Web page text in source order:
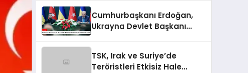
Cumhurbaşkanı Erdoğan,
Ukrayna Devlet Başkanı
TSK, Irak ve Suriye’de
Teröristleri Etkisiz Hale